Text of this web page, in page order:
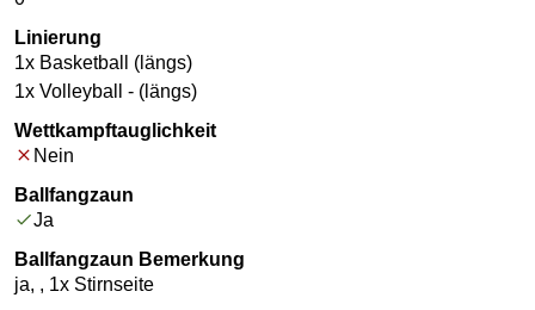
Linierung
1x Basketball (längs)
1x Volleyball - (längs)
Wettkampftauglichkeit
Nein
Ballfangzaun
Ja
Ballfangzaun Bemerkung
ja, , 1x Stirnseite